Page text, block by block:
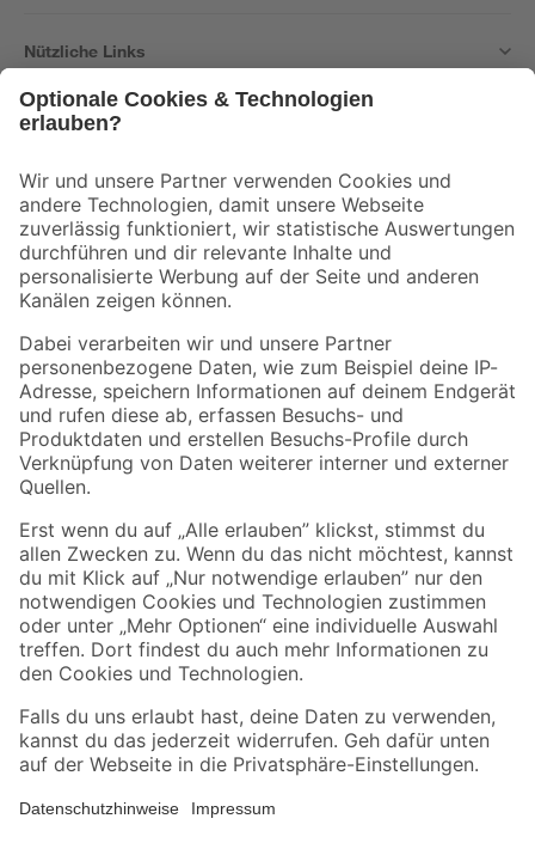
Nützliche Links
Der toom Newsletter: Keine Angebote und Aktionen mehr verpassen!
Zur Newsletter Anmeldung
Folge uns
Zahlungsarten Versandarten
Sicher einkaufen
Jetzt die toom-App herunterladen
Alle Preisangaben in EUR inkl. gesetzl. MwSt.. Die dargestellten Angebote sind unter
Umständen nicht in allen Märkten verfügbar. Die angegebenen Verfügbarkeiten beziehen
Produkte nur solange der Vorrat reicht.
*Paketversand ab 59 € versandkostenfrei, gilt nicht für Artikel mit Speditionsversand, hier